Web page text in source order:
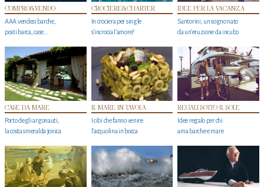
COMPRO&VENDO
AAA vendesi barche,
posti barca, case…
CROCIERE&CHARTER
In crociera per single
s'incrocia l’amore?
IDEE PER LA VACANZA
Santorini, un sogno nato
da un’eruzione da incubo
CASE DA MARE
Porto degli argonauti,
la costa smeralda jonica
IL MARE IN TAVOLA
I cibi che fanno venire
l’acquolina in bocca
REGALI SOTTO IL SOLE
Idee regalo per chi
ama barche e mare